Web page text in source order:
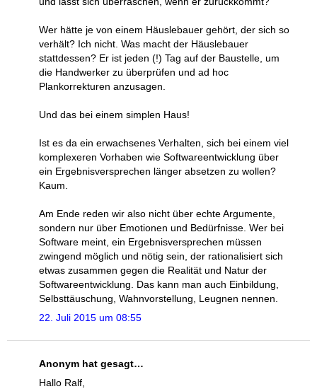
Wer hätte je von einem Häuslebauer gehört, der sich so
verhält? Ich nicht. Was macht der Häuslebauer
stattdessen? Er ist jeden (!) Tag auf der Baustelle, um
die Handwerker zu überprüfen und ad hoc
Plankorrekturen anzusagen.
Und das bei einem simplen Haus!
Ist es da ein erwachsenes Verhalten, sich bei einem viel
komplexeren Vorhaben wie Softwareentwicklung über
ein Ergebnisversprechen länger absetzen zu wollen?
Kaum.
Am Ende reden wir also nicht über echte Argumente,
sondern nur über Emotionen und Bedürfnisse. Wer bei
Software meint, ein Ergebnisversprechen müssen
zwingend möglich und nötig sein, der rationalisiert sich
etwas zusammen gegen die Realität und Natur der
Softwareentwicklung. Das kann man auch Einbildung,
Selbsttäuschung, Wahnvorstellung, Leugnen nennen.
22. Juli 2015 um 08:55
Anonym hat gesagt…
Hallo Ralf,